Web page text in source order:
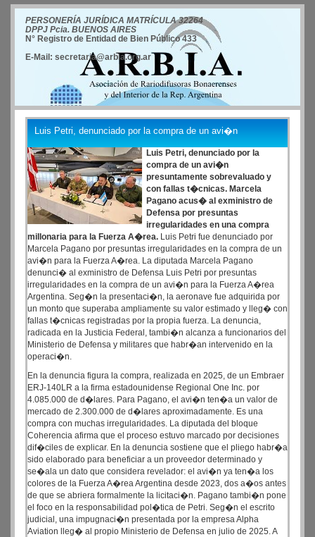
PERSONERÍA JURÍDICA MATRÍCULA 32264
DPPJ Pcia. BUENOS AIRES
N° Registro de Entidad de Bien Público 433
E-Mail: secretaria@arbia.org.ar
Luis Petri, denunciado por la compra de un avi�n
Luis Petri, denunciado por la
compra de un avi�n
presuntamente sobrevaluado y
con fallas t�cnicas. Marcela
Pagano acus� al exministro de
Defensa por presuntas
irregularidades en una compra
millonaria para la Fuerza A�rea. Luis Petri fue denunciado por
Marcela Pagano por presuntas irregularidades en la compra de un
avi�n para la Fuerza A�rea. La diputada Marcela Pagano
denunci� al exministro de Defensa Luis Petri por presuntas
irregularidades en la compra de un avi�n para la Fuerza A�rea
Argentina. Seg�n la presentaci�n, la aeronave fue adquirida por
un monto que superaba ampliamente su valor estimado y lleg� con
fallas t�cnicas registradas por la propia fuerza. La denuncia,
radicada en la Justicia Federal, tambi�n alcanza a funcionarios del
Ministerio de Defensa y militares que habr�an intervenido en la
operaci�n.
En la denuncia figura la compra, realizada en 2025, de un Embraer
ERJ-140LR a la firma estadounidense Regional One Inc. por
4.085.000 de d�lares. Para Pagano, el avi�n ten�a un valor de
mercado de 2.300.000 de d�lares aproximadamente. Es una
compra con muchas irregularidades. La diputada del bloque
Coherencia afirma que el proceso estuvo marcado por decisiones
dif�ciles de explicar. En la denuncia sostiene que el pliego habr�a
sido elaborado para beneficiar a un proveedor determinado y
se�ala un dato que considera revelador: el avi�n ya ten�a los
colores de la Fuerza A�rea Argentina desde 2023, dos a�os antes
de que se abriera formalmente la licitaci�n. Pagano tambi�n pone
el foco en la responsabilidad pol�tica de Petri. Seg�n el escrito
judicial, una impugnaci�n presentada por la empresa Alpha
Aviation lleg� al propio Ministerio de Defensa en julio de 2025. A